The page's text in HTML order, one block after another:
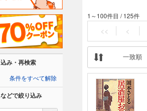
1～100件目 /125件
<< <
一致順
み・再検索
条件をすべて解除
どで絞り込み